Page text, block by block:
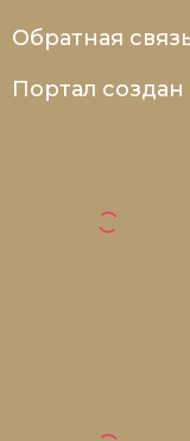
Обратная
Портал